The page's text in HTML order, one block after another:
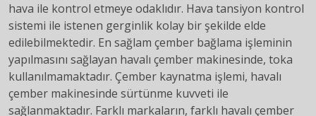
hava ile kontrol etmeye odaklıdır. Hava tansiyon kontrol
sistemi ile istenen gerginlik kolay bir şekilde elde
edilebilmektedir. En sağlam çember bağlama işleminin
yapılmasını sağlayan havalı çember makinesinde, toka
kullanılmamaktadır. Çember kaynatma işlemi, havalı
çember makinesinde sürtünme kuvveti ile
sağlanmaktadır. Farklı markaların, farklı havalı çember